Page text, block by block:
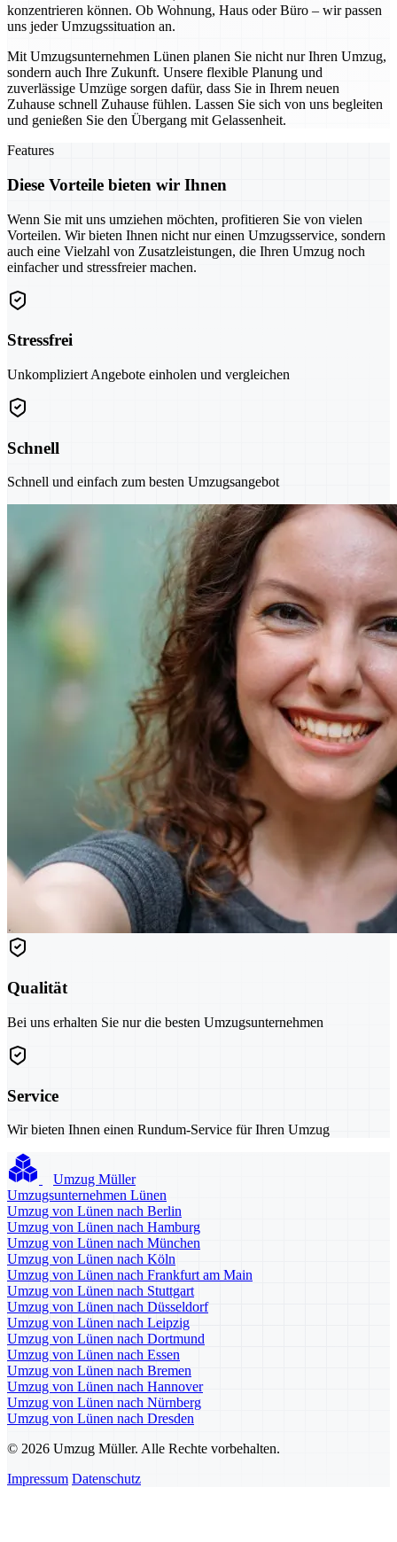
konzentrieren können. Ob Wohnung, Haus oder Büro – wir passen
uns jeder Umzugssituation an.
Mit Umzugsunternehmen Lünen planen Sie nicht nur Ihren Umzug,
sondern auch Ihre Zukunft. Unsere flexible Planung und
zuverlässige Umzüge sorgen dafür, dass Sie in Ihrem neuen
Zuhause schnell Zuhause fühlen. Lassen Sie sich von uns begleiten
und genießen Sie den Übergang mit Gelassenheit.
Features
Diese Vorteile bieten wir Ihnen
Wenn Sie mit uns umziehen möchten, profitieren Sie von vielen
Vorteilen. Wir bieten Ihnen nicht nur einen Umzugsservice, sondern
auch eine Vielzahl von Zusatzleistungen, die Ihren Umzug noch
einfacher und stressfreier machen.
Stressfrei
Unkompliziert Angebote einholen und vergleichen
Schnell
Schnell und einfach zum besten Umzugsangebot
Qualität
Bei uns erhalten Sie nur die besten Umzugsunternehmen
Service
Wir bieten Ihnen einen Rundum-Service für Ihren Umzug
Umzug Müller
Umzugsunternehmen Lünen
Umzug von Lünen nach Berlin
Umzug von Lünen nach Hamburg
Umzug von Lünen nach München
Umzug von Lünen nach Köln
Umzug von Lünen nach Frankfurt am Main
Umzug von Lünen nach Stuttgart
Umzug von Lünen nach Düsseldorf
Umzug von Lünen nach Leipzig
Umzug von Lünen nach Dortmund
Umzug von Lünen nach Essen
Umzug von Lünen nach Bremen
Umzug von Lünen nach Hannover
Umzug von Lünen nach Nürnberg
Umzug von Lünen nach Dresden
© 2026 Umzug Müller. Alle Rechte vorbehalten.
Impressum Datenschutz